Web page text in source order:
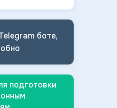
боте,
подготовки